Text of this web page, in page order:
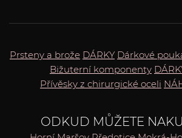
Prsteny a brože DÁRKY Dárkové
Bižuterní komponenty
Přívěsky z chirurgické oceli
ODKUD MŮŽETE